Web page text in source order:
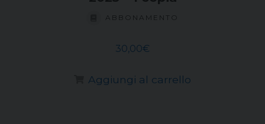
ABBONAMENTO
30,00€
Aggiungi al carrello